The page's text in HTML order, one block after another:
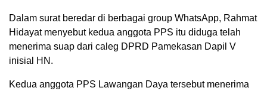
Dalam surat beredar di berbagai group WhatsApp, Rahmat
Hidayat menyebut kedua anggota PPS itu diduga telah
menerima suap dari caleg DPRD Pamekasan Dapil V
inisial HN.
Kedua anggota PPS Lawangan Daya tersebut menerima